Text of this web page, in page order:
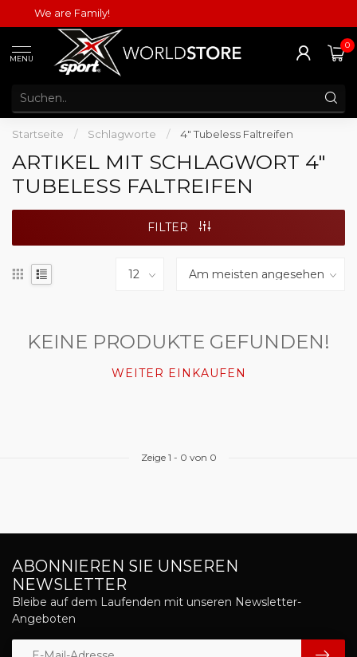
We are Family!
MENU
0
Startseite / Schlagworte / 4" Tubeless Faltreifen
ARTIKEL MIT SCHLAGWORT 4"
TUBELESS FALTREIFEN
FILTER
KEINE PRODUKTE GEFUNDEN!
WEITER EINKAUFEN
Zeige 1 - 0 von 0
ABONNIEREN SIE UNSEREN
NEWSLETTER
Bleibe auf dem Laufenden mit unseren Newsletter-
Angeboten